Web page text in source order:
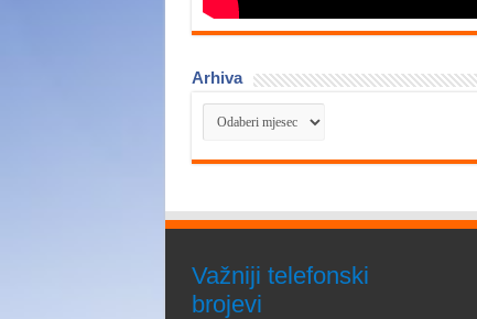
Arhiva
Arhiva
Važniji telefonski
brojevi